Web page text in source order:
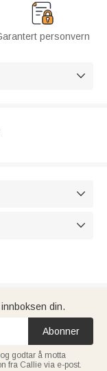
personvern



din.
Abonner
og godtar å motta
fra Callie via e-post.